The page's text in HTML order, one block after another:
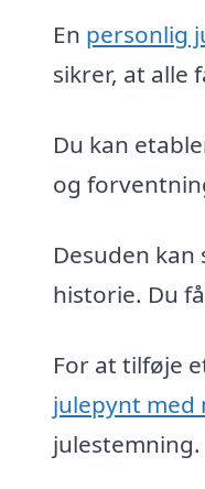
En personlig
sikrer, at alle
Du kan
og
Desuden
historie. Du
For at tilføje
julepynt med
julestemning.